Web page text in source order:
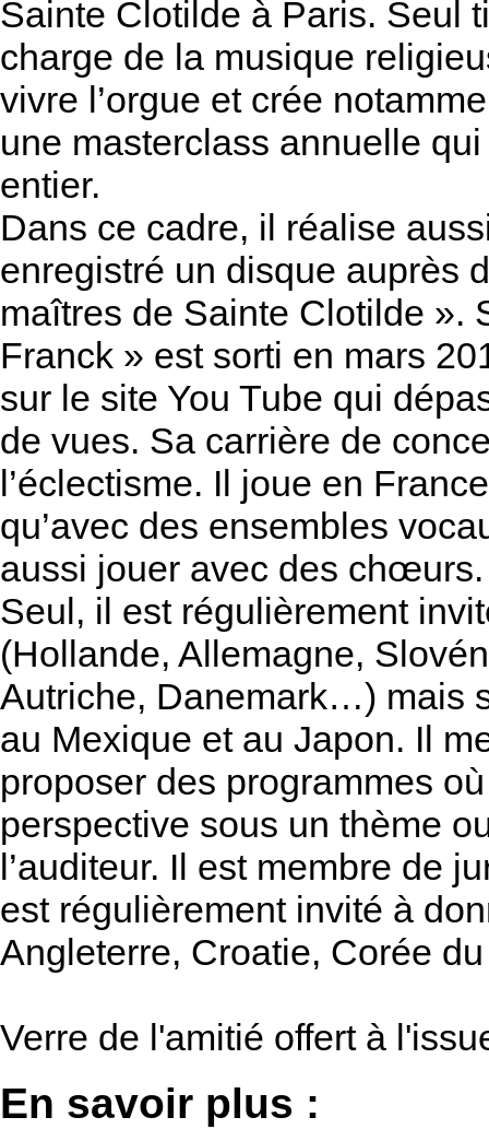
Sainte Clotilde à Paris. Seul
charge de la musique
vivre l’orgue et crée
une masterclass annuelle
entier.
Dans ce cadre, il réalise
enregistré un disque auprès
maîtres de Sainte Clotilde ».
Franck » est sorti en mars
sur le site You Tube qui
de vues. Sa carrière de
l’éclectisme. Il joue en
qu’avec des ensembles
aussi jouer avec des chœurs.
Seul, il est régulièrement
(Hollande, Allemagne,
Autriche, Danemark…) mais
au Mexique et au Japon. Il
proposer des programmes
perspective sous un thème
l’auditeur. Il est membre de
est régulièrement invité à
Angleterre, Croatie, Corée
Verre de l'amitié offert à
En savoir plus :